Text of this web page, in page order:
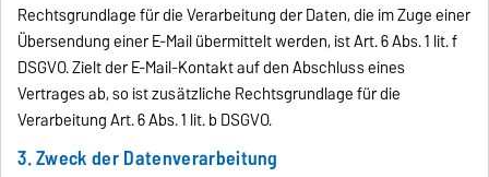
Rechtsgrundlage für die Verarbeitung der Daten, die im Zuge einer
Übersendung einer E-Mail übermittelt werden, ist Art. 6 Abs. 1 lit. f
DSGVO. Zielt der E-Mail-Kontakt auf den Abschluss eines
Vertrages ab, so ist zusätzliche Rechtsgrundlage für die
Verarbeitung Art. 6 Abs. 1 lit. b DSGVO.
3. Zweck der Datenverarbeitung